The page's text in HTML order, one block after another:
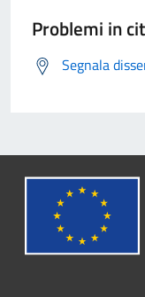
Problemi in
Segnala